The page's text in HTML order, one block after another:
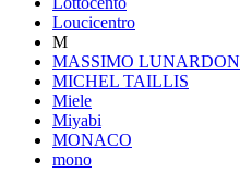
Loucicentro
M
MASSIMO LUNARDON
MICHEL TAILLIS
Miele
Miyabi
MONACO
mono